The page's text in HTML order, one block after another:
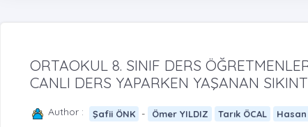
ORTAOKUL 8. SINIF DERS
CANLI DERS YAPARKEN YAŞANAN
Author : Şafii ÖNK - Ömer YILDIZ Tarık ÖCAL Hasan